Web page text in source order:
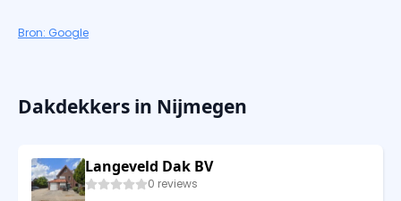
Bron: Google
Dakdekkers in Nijmegen
Langeveld Dak BV
0 reviews